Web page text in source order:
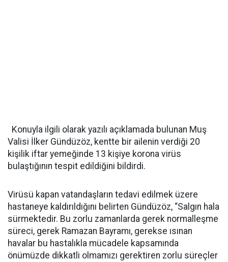
Konuyla ilgili olarak yazılı açıklamada bulunan Muş
Valisi İlker Gündüzöz, kentte bir ailenin verdiği 20
kişilik iftar yemeğinde 13 kişiye korona virüs
bulaştığının tespit edildiğini bildirdi.
Virüsü kapan vatandaşların tedavi edilmek üzere
hastaneye kaldırıldığını belirten Gündüzöz, “Salgın hala
sürmektedir. Bu zorlu zamanlarda gerek normalleşme
süreci, gerek Ramazan Bayramı, gerekse ısınan
havalar bu hastalıkla mücadele kapsamında
önümüzde dikkatli olmamızı gerektiren zorlu süreçler